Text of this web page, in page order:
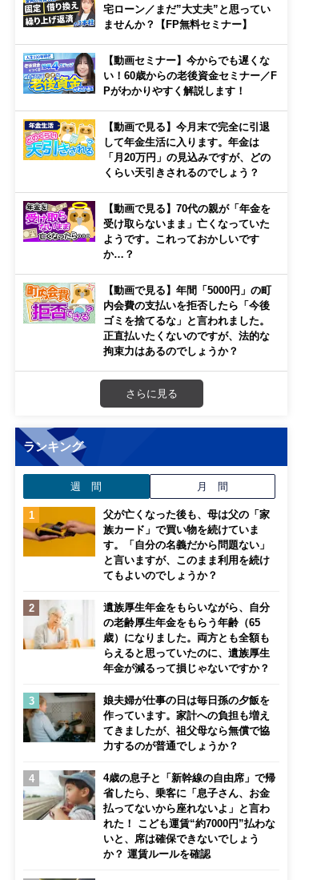
宅ローン／まだ”大丈夫”と思ってい
ませんか？【FP無料セミナー】
【動画セミナー】今からでも遅くな
い！60歳からの老後資金セミナー／F
Pがわかりやすく解説します！
【動画で見る】今月末で完全に引退
して年金生活に入ります。年金は
「月20万円」の見込みですが、どの
くらい天引きされるのでしょう？
【動画で見る】70代の親が「年金を
受け取らないまま」亡くなっていた
ようです。これっておかしいです
か…？
【動画で見る】年間「5000円」の町
内会費の支払いを拒否したら「今後
ゴミを捨てるな」と言われました。
正直払いたくないのですが、法的な
拘束力はあるのでしょうか？
さらに見る
ランキング
週 間 月 間
父が亡くなった後も、母は父の「家
族カード」で買い物を続けていま
す。「自分の名義だから問題ない」
と言いますが、このまま利用を続け
てもよいのでしょうか？
遺族厚生年金をもらいながら、自分
の老齢厚生年金をもらう年齢（65
歳）になりました。両方とも全額も
らえると思っていたのに、遺族厚生
年金が減るって損じゃないですか？
娘夫婦が仕事の日は毎日孫の夕飯を
作っています。家計への負担も増え
てきましたが、祖父母なら無償で協
力するのが普通でしょうか？
4歳の息子と「新幹線の自由席」で帰
省したら、乗客に「息子さん、お金
払ってないから座れないよ」と言わ
れた！ こども運賃“約7000円”払わな
いと、席は確保できないでしょう
か？ 運賃ルールを確認